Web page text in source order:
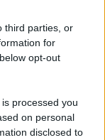
third parties, or
for
opt-out
processed you
on personal
disclosed to